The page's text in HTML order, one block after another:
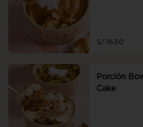
S/ 16.50
Porción
Cake